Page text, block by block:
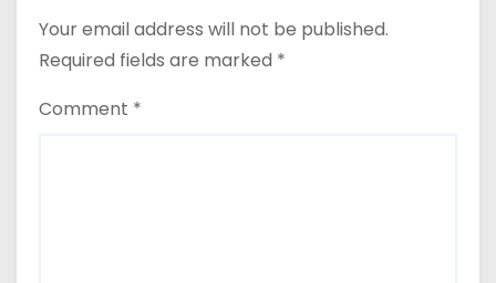
Your email address will not be published.
Required fields are marked *
Comment *